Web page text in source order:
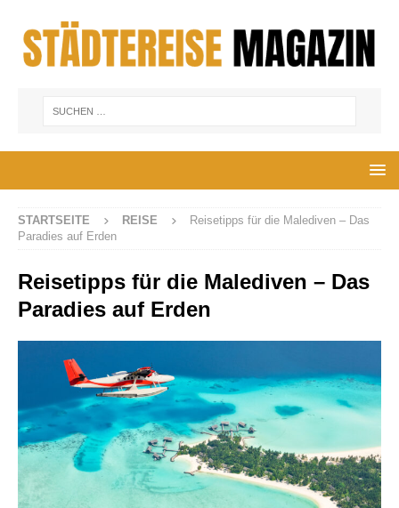
STARTSEITE REISE
Reisetipps für die Malediven – Das
Paradies auf Erden
Reisetipps für die Malediven – Das
Paradies auf Erden